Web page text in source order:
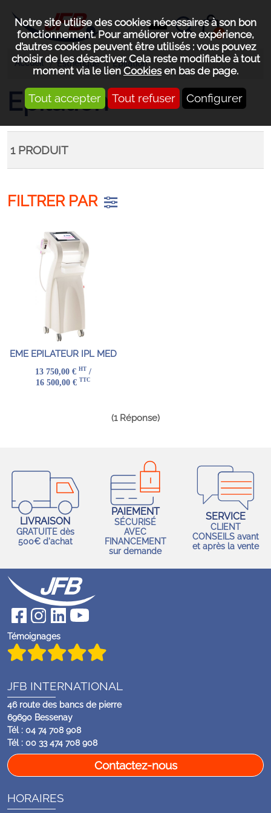
Notre site utilise des cookies nécessaires à son bon
fonctionnement. Pour améliorer votre expérience,
d’autres cookies peuvent être utilisés : vous pouvez
choisir de les désactiver. Cela reste modifiable à tout
moment via le lien Cookiesen bas de page.
Tout accepter Tout refuser Configurer
0
Accueil Esthétique Epilation
Epilation
1PRODUIT
FILTRER PAR
EME EPILATEUR IPL MED
13 750,00 € HT /
16 500,00 € TTC
(1 Réponse)
LIVRAISON
GRATUITE dès
500€ d'achat
PAIEMENT
SÉCURISÉ
AVEC
FINANCEMENT
sur demande
SERVICE
CLIENT
CONSEILS avant
et après la vente
Témoignages
JFB INTERNATIONAL
46 route des bancs de pierre
69690 Bessenay
Tél : 04 74 708 908
Tél : 00 33 474 708 908
Contactez-nous
HORAIRES